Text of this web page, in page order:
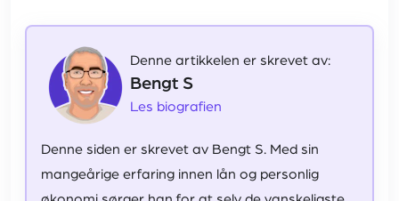
Denne artikkelen er skrevet av:
Bengt S
Les biografien
Denne siden er skrevet av Bengt S. Med sin
mangeårige erfaring innen lån og personlig